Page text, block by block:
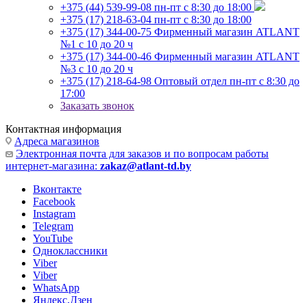
+375 (44) 539-99-08 пн-пт с 8:30 до 18:00
+375 (17) 218-63-04 пн-пт с 8:30 до 18:00
+375 (17) 344-00-75 Фирменный магазин ATLANT
№1 с 10 до 20 ч
+375 (17) 344-00-46 Фирменный магазин ATLANT
№3 с 10 до 20 ч
+375 (17) 218-64-98 Оптовый отдел пн-пт с 8:30 до
17:00
Заказать звонок
Контактная информация
Адреса магазинов
Электронная почта для заказов и по вопросам работы
интернет-магазина: zakaz@atlant-td.by
Вконтакте
Facebook
Instagram
Telegram
YouTube
Одноклассники
Viber
Viber
WhatsApp
Яндекс.Дзен